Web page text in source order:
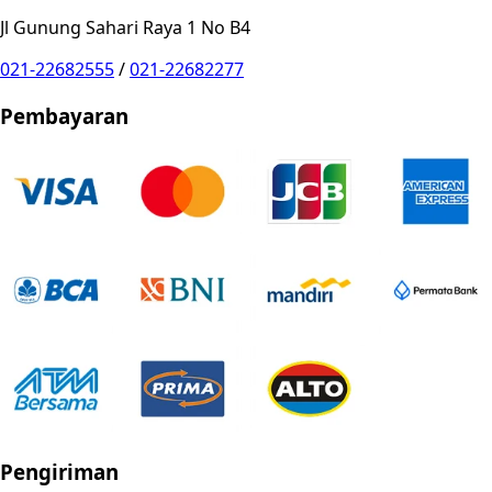
Jl Gunung Sahari Raya 1 No B4
021-22682555/021-22682277
Pembayaran
Pengiriman